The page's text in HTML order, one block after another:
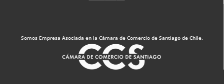
Somos Empresa Asociada en la Cámara de Comercio de Santiago de Chile.